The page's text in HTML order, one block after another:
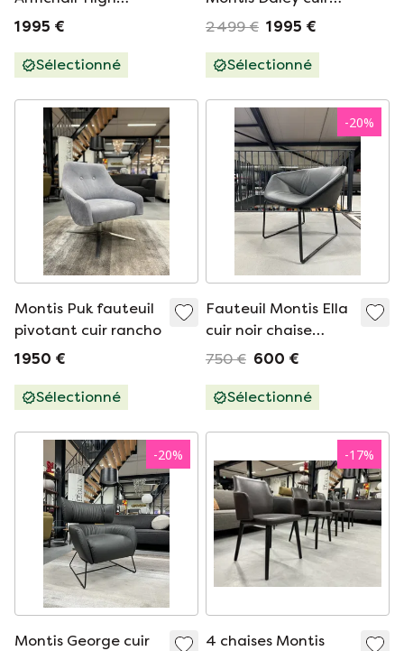
Anthracite fabric
1 995 €
Sélectionné
bleu
2 499 € 1 995 €
Sélectionné
Montis Puk fauteuil
pivotant cuir rancho
1 950 €
Sélectionné
-20%
Fauteuil Montis Ella
cuir noir chaise
design
750 € 600 €
Sélectionné
-20%
Montis George cuir
-17%
4 chaises Montis